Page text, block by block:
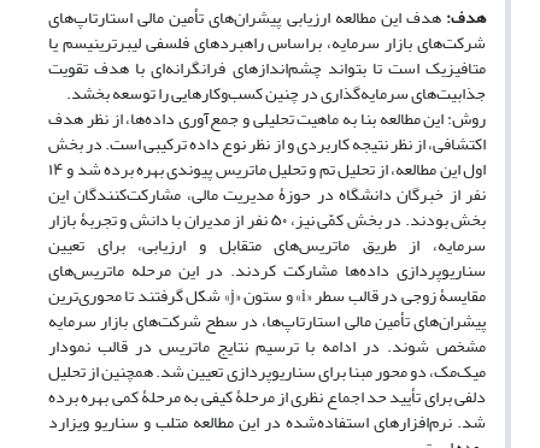
هدف:هدف این مطالعه ارزیابی پیشران‌های تأمین مالی استارتاپ‌های
شرکت‌های بازار سرمایه، براساس راهبردهای فلسفی لیبرترینیسم یا
متافیزیک است تا بتواند چشم‌اندازهای فرانگرانه‌ای با هدف تقویت
جذابیت‌های سرمایه‌گذاری در چنین کسب‌وکارهایی را توسعه بخشد.
روش: این مطالعه بنا به ماهیت تحلیلی و جمع‌آوری داده‌ها، از نظر هدف
اکتشافی، از نظر نتیجه کاربردی و از نظر نوع داده ترکیبی است. در بخش
اول این مطالعه، از تحلیل تم و تحلیل ماتریس پیوندی بهره برده شد و ۱۴
نفر از خبرگان دانشگاه در حوزۀ مدیریت مالی، مشارکت‌کنندگان این
بخش بودند. در بخش کمّی نیز، ۵۰ نفر از مدیران با دانش و تجربۀ بازار
سرمایه، از طریق ماتریس‌های متقابل و ارزیابی، برای تعیین
سناریوپردازی داده‌ها مشارکت کردند. در این مرحله ماتریس‌های
مقایسۀ زوجی در قالب سطر «i» و ستون «j» شکل گرفتند تا محوری‌ترین
پیشران‌های تأمین مالی استارتاپ‌ها، در سطح شرکت‌های بازار سرمایه
مشخص شوند. در ادامه با ترسیم نتایج ماتریس در قالب نمودار
میک‌مک، دو محور مبنا برای سناریوپردازی تعیین شد. همچنین از تحلیل
دلفی برای تأیید حد اجماع نظری از مرحلۀ کیفی به مرحلۀ کمی بهره برده
شد. نرم‌افزارهای استفاده‌شده در این مطالعه متلب و سناریو ویزارد